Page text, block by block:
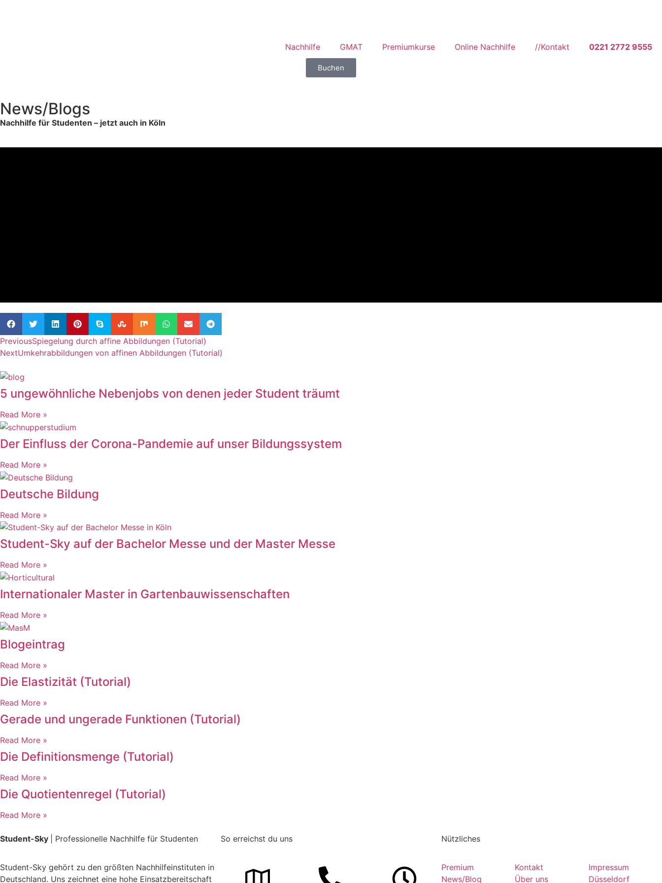
Nachhilfe GMAT Premiumkurse Online Nachhilfe //Kontakt 0221 2772 9555
Buchen
News/Blogs
Nachhilfe für Studenten – jetzt auch in Köln
PreviousSpiegelung durch affine Abbildungen (Tutorial)
NextUmkehrabbildungen von affinen Abbildungen (Tutorial)
5 ungewöhnliche Nebenjobs von denen jeder Student träumt
Read More »
Der Einfluss der Corona-Pandemie auf unser Bildungssystem
Read More »
Deutsche Bildung
Read More »
Student-Sky auf der Bachelor Messe und der Master Messe
Read More »
Internationaler Master in Gartenbauwissenschaften
Read More »
Blogeintrag
Read More »
Die Elastizität (Tutorial)
Read More »
Gerade und ungerade Funktionen (Tutorial)
Read More »
Die Definitionsmenge (Tutorial)
Read More »
Die Quotientenregel (Tutorial)
Read More »
Student-Sky | Professionelle Nachhilfe für Studenten
Student-Sky gehört zu den größten Nachhilfeinstituten in
Deutschland. Uns zeichnet eine hohe Einsatzbereitschaft
So erreichst du uns Nützliches
Premium
News/Blog
Kontakt
Über uns
Impressum
Düsseldorf